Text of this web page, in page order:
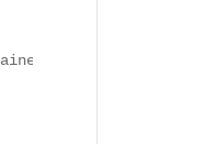
Ces